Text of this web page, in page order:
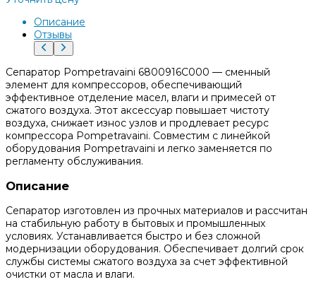
Описание
Отзывы
Сепаратор Pompetravaini 6800916C000 — сменный
элемент для компрессоров, обеспечивающий
эффективное отделение масел, влаги и примесей от
сжатого воздуха. Этот аксессуар повышает чистоту
воздуха, снижает износ узлов и продлевает ресурс
компрессора Pompetravaini. Совместим с линейкой
оборудования Pompetravaini и легко заменяется по
регламенту обслуживания.
Описание
Сепаратор изготовлен из прочных материалов и рассчитан
на стабильную работу в бытовых и промышленных
условиях. Устанавливается быстро и без сложной
модернизации оборудования. Обеспечивает долгий срок
службы системы сжатого воздуха за счет эффективной
очистки от масла и влаги.